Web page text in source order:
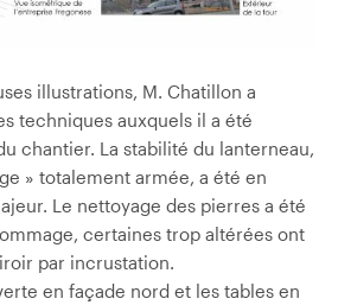
illustrations, M. Chatillon a
techniques auxquels il a été
chantier. La stabilité du lanterneau,
» totalement armée, a été en
Le nettoyage des pierres a été
certaines trop altérées ont
par incrustation.
en façade nord et les tables en